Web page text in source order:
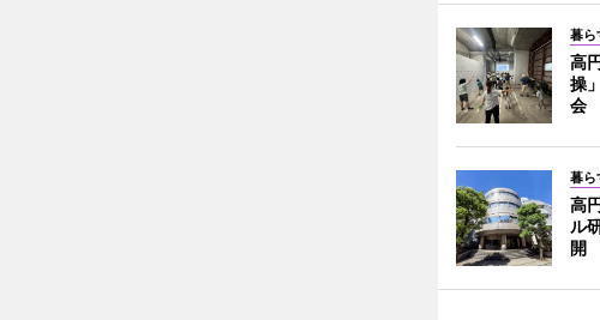
暮ら
高
操
会
暮ら
高
ル
開